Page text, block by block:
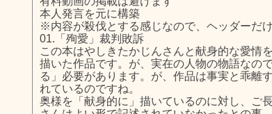
本人発言を元に構築
※内容が殺伐とする感じなので、ヘッダーだ
01.「殉愛」裁判敗訴
この本はやしきたかじんさんと献身的な愛情
描いた作品です。が、実在の人物の物語なの
る」必要があります。が、作品は事実と乖離
れているのですね。
奥様を「献身的に」描いているのに対し、ご